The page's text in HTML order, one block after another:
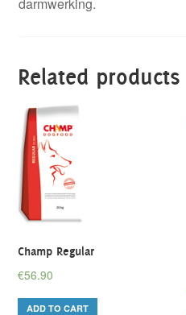
Related products
Champ Regular
€56.90
ADD TO CART